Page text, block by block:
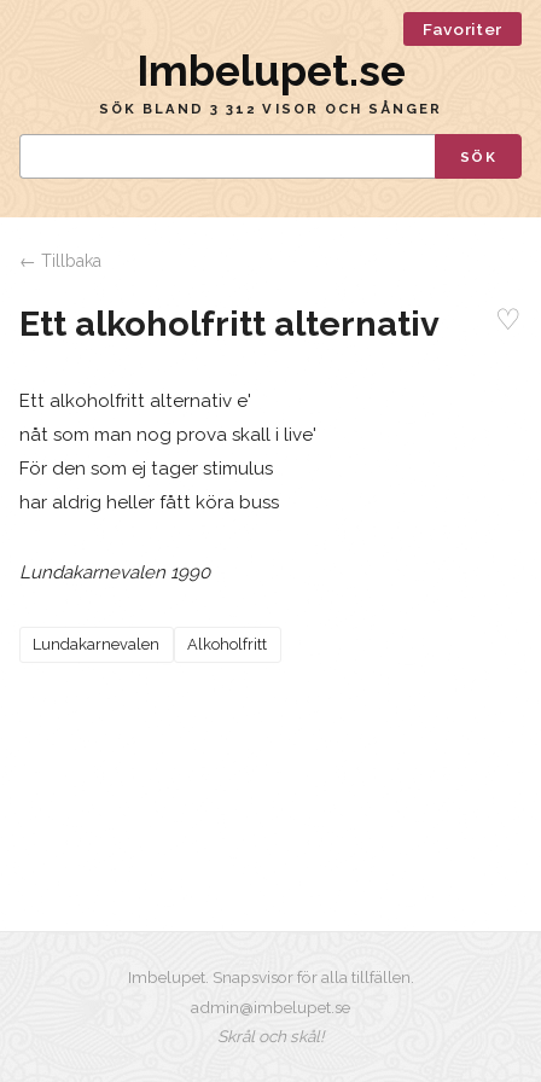
Favoriter
Imbelupet.se
SÖK BLAND 3 312 VISOR OCH SÅNGER
SÖK
← Tillbaka
Ett alkoholfritt alternativ ♡
Ett alkoholfritt alternativ e'
nåt som man nog prova skall i live'
För den som ej tager stimulus
har aldrig heller fått köra buss
Lundakarnevalen 1990
Lundakarnevalen Alkoholfritt
Imbelupet. Snapsvisor för alla tillfällen.
admin@imbelupet.se
Skrål och skål!